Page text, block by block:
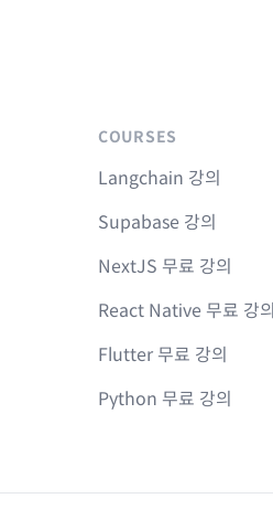
COURSES
Langchain 강의
Supabase 강의
NextJS 무료 강의
React Native 무료 강의
Flutter 무료 강의
Python 무료 강의